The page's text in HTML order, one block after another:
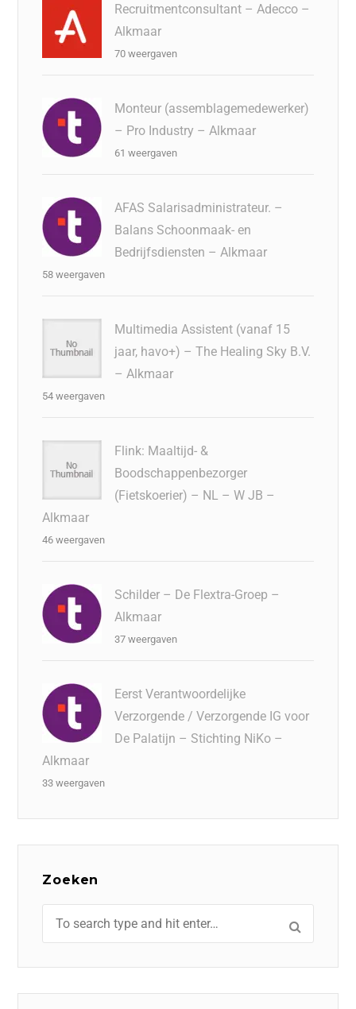
Recruitmentconsultant – Adecco –
Alkmaar
70 weergaven
Monteur (assemblagemedewerker)
– Pro Industry – Alkmaar
61 weergaven
AFAS Salarisadministrateur. –
Balans Schoonmaak- en
Bedrijfsdiensten – Alkmaar
58 weergaven
Multimedia Assistent (vanaf 15
jaar, havo+) – The Healing Sky B.V.
– Alkmaar
54 weergaven
Flink: Maaltijd- &
Boodschappenbezorger
(Fietskoerier) – NL – W JB –
Alkmaar
46 weergaven
Schilder – De Flextra-Groep –
Alkmaar
37 weergaven
Eerst Verantwoordelijke
Verzorgende / Verzorgende IG voor
De Palatijn – Stichting NiKo –
Alkmaar
33 weergaven
Zoeken